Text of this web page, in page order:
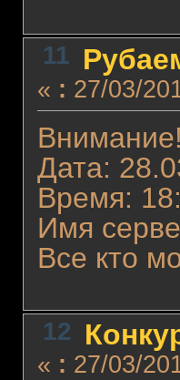
11
« : 27/03/
Дата:
Время:
Имя
Все кто
12
« : 27/03/